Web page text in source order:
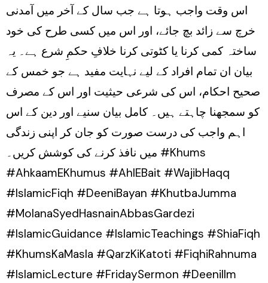
اس وقت واجب ہوتا ہے جب سال کے آخر میں آمدنی
خرچ سے زائد بچ جائے، اور اس میں کسی طرح کی خود
ساختہ کمی کرنا یا کٹوتی کرنا خلافِ حکمِ شرع ہے۔ یہ
بیان ان تمام افراد کے لیے نہایت مفید ہے جو خمس کے
صحیح احکام، اس کی شرعی حیثیت اور اس کے مصرف
کو سمجھنا چاہتے ہیں۔ کامل بیان سنیے اور دین کے اس
اہم واجب کی درست صورت کو جان کر اپنی زندگی
میں نافذ کرنے کی کوشش کریں۔ #Khums
#AhkaamEKhumus #AhlEBait #WajibHaqq
#IslamicFiqh #DeeniBayan #KhutbaJumma
#MolanaSyedHasnainAbbasGardezi
#IslamicGuidance #IslamicTeachings #ShiaFiqh
#KhumsKaMasla #QarzKiKatoti #FiqhiRahnuma
#IslamicLecture #FridaySermon #DeeniIlm